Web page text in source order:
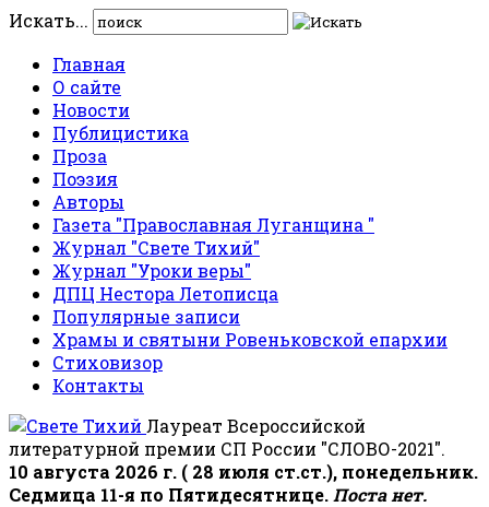
Искать...
Главная
О сайте
Новости
Публицистика
Проза
Поэзия
Авторы
Газета "Православная Луганщина "
Журнал "Свете Тихий"
Журнал "Уроки веры"
ДПЦ Нестора Летописца
Популярные записи
Храмы и святыни Ровеньковской епархии
Стиховизор
Контакты
Лауреат Всероссийской
литературной премии СП России "СЛОВО-2021".
10 августа 2026 г. ( 28 июля ст.ст.), понедельник.
Седмица 11-я по Пятидесятнице. Поста нет.